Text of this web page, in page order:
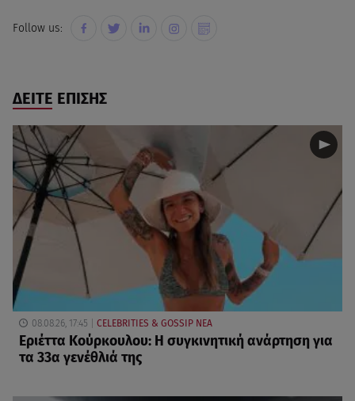
Follow us:
ΔΕΙΤΕ ΕΠΙΣΗΣ
08.08.26, 17:45 CELEBRITIES & GOSSIP ΝΕΑ
Εριέττα Κούρκουλου: Η συγκινητική ανάρτηση για
τα 33α γενέθλιά της